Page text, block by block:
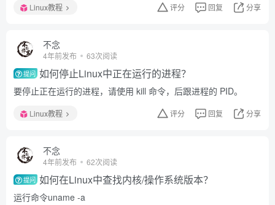
Linux教程 评分 回复 分享
不念
4年前发布 63次阅读
提问 如何停止Linux中正在运行的进程？
要停止正在运行的进程，请使用 kill 命令，后跟进程的 PID。
Linux教程 评分 回复 分享
不念
4年前发布 62次阅读
提问 如何在Linux中查找内核/操作系统版本？
运行命令uname -a